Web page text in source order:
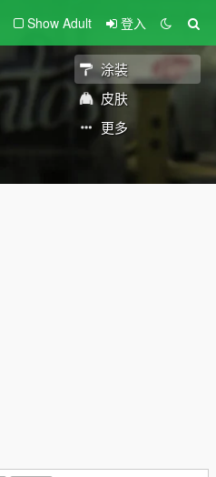
Show Adult 登入
涂装
皮肤
更多